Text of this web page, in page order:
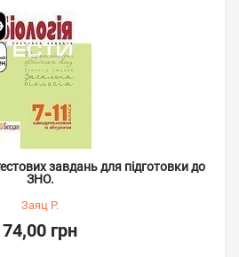
завдань для підготовки до
ЗНО.
Заяц Р.
74,00 грн